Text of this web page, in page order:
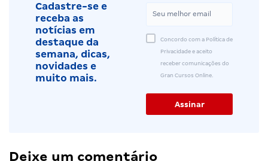
Cadastre-se e
receba as
notícias em
destaque da
semana, dicas,
novidades e
muito mais.
Concordo com a Política de
Privacidade e aceito
receber comunicações do
Gran Cursos Online.
Deixe um comentário